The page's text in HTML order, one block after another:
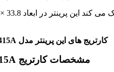
وزن آن هم تقریبا 40900 کیلوگرم است این
کارتریج های این پرینتر مدل HP 415A میباشد
مشخصات کارتریج HP 415A